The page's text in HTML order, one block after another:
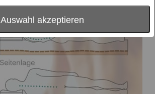
Auswahl akzeptieren